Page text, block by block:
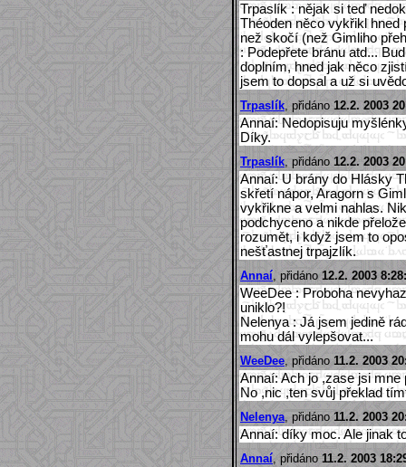
Trpaslík : nějak si teď
Théoden něco vykřikl hned
než skočí (než Gimliho
: Podepřete bránu atd...
doplním, hned jak něco
jsem to dopsal a už si
Trpaslík , přidáno 12.2. 2003
Annaí: Nedopisuju
Díky.
Trpaslík , přidáno 12.2. 2003
Annaí: U brány do Hlásky
skřetí nápor, Aragorn s
vykřikne a velmi nahlas.
podchyceno a nikde
rozumět, i když jsem to
nešťastnej trpajzlík.
Annaí , přidáno 12.2. 2003
WeeDee : Proboha
uniklo?!
Nelenya : Já jsem jedině
mohu dál vylepšovat...
WeeDee , přidáno 11.2. 2003
Annaí: Ach jo ,zase jsi mne
No ,nic ,ten svůj překlad
Nelenya , přidáno 11.2. 2003
Annaí: díky moc. Ale jinak
Annaí , přidáno 11.2. 2003